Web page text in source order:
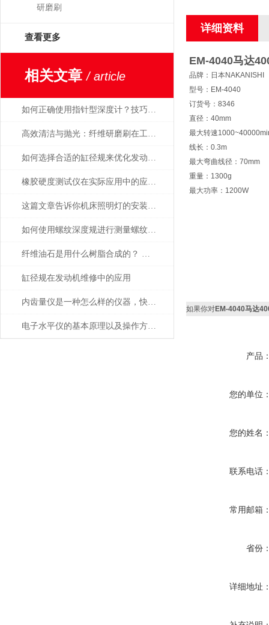
研磨刷
查看更多
相关文章/ article
如何正确使用指针型深度计？技巧大揭秘
高效清洁与抛光：纤维研磨刷在工业中的重要作用
如何选择合适的缸径规来优化发动机性能？
橡胶硬度测试仪在实际应用中的应用场景
这篇文章告诉你机床照明灯的安装以及应用
如何使用螺纹深度规进行测量螺纹深度？
纤维油石是用什么树脂合成的？ 为什么这么贵？
缸径规在发动机维修中的应用
内齿量仪是一种怎么样的仪器，快来看看介绍的相关信息吧
电子水平仪的基本原理以及操作方法的说明
详细资料
EM-4040马达
品牌：日本NAKANISHI
型号：EM-4040
订货号：8346
直径：40mm
最大转速
线长：0.3m
最大弯曲线径：70mm
重量：1300g
最大功率：1200W
如果你对EM-4040马达
产品
您的单位
您的姓名
联系电话
常用邮箱
省份
详细地址